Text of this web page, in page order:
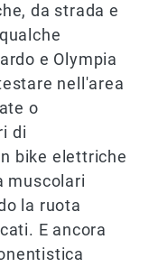
da strada e
e Olympia
nell'area
o
di
bike elettriche
muscolari
la ruota
E ancora